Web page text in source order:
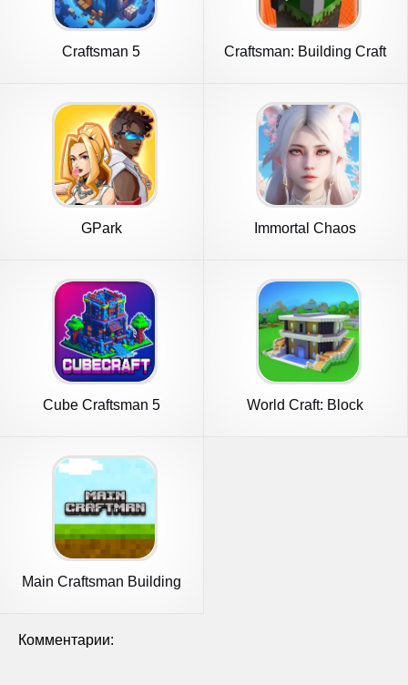
Craftsman 5 Craftsman: Building Craft
GPark Immortal Chaos
Cube Craftsman 5
World Craft: Block
Main Craftsman Building
Комментарии: